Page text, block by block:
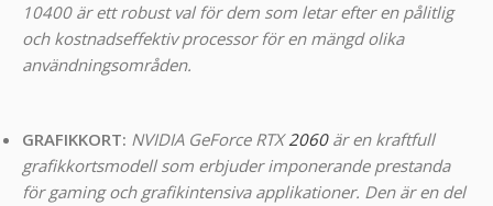
10400 är ett robust val för dem som letar efter en pålitlig
och kostnadseffektiv processor för en mängd olika
användningsområden.
GRAFIKKORT: NVIDIA GeForce RTX2060är en kraftfull
grafikkortsmodell som erbjuder imponerande prestanda
för gaming och grafikintensiva applikationer. Den är en del